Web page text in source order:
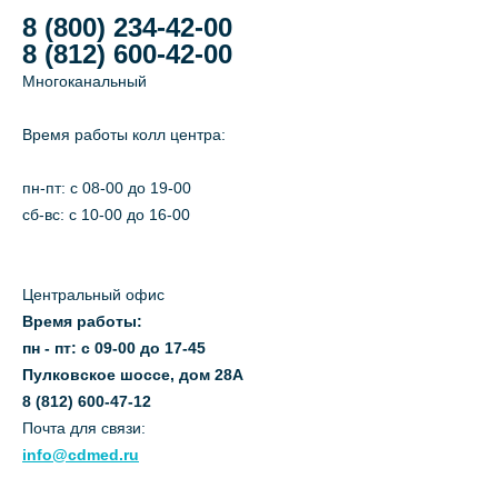
8 (800) 234-42-00
8 (812) 600-42-00
Многоканальный
Время работы колл центра:
пн-пт: c 08-00 до 19-00
сб-вс: с 10-00 до 16-00
Центральный офис
Время работы:
пн - пт: с 09-00 до 17-45
Пулковское шоссе, дом 28А
8 (812) 600-47-12
Почта для связи:
info@cdmed.ru